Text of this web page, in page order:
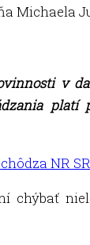
Michaela
v
platí
NR SR
chýbať